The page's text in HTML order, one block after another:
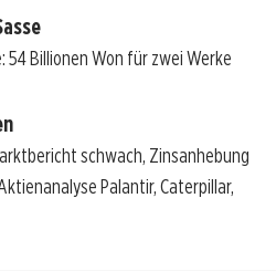
54 Billionen Won für zwei Werke
schwach, Zinsanhebung
Palantir, Caterpillar,